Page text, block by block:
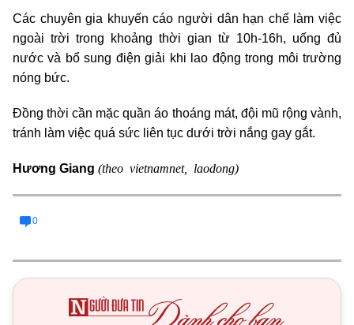
Các chuyên gia khuyến cáo người dân hạn chế làm việc
ngoài trời trong khoảng thời gian từ 10h-16h, uống đủ
nước và bổ sung điện giải khi lao động trong môi trường
nóng bức.
Đồng thời cần mặc quần áo thoáng mát, đội mũ rộng vành,
tránh làm việc quá sức liên tục dưới trời nắng gay gắt.
Hương Giang (theo vietnamnet, laodong)
0